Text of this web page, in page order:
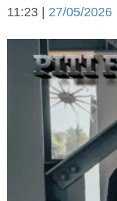
Arte y cultura
Economía y campo
Sociedad y tiempo
11:23 | 27/05/2026